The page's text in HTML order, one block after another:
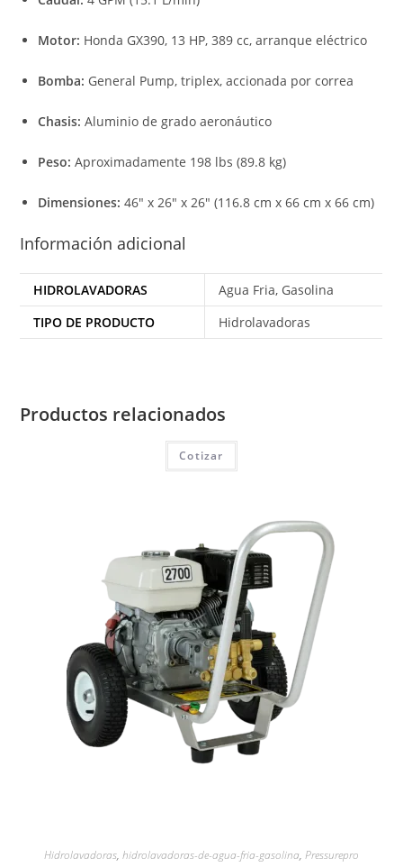
Motor: Honda GX390, 13 HP, 389 cc, arranque eléctrico
Bomba: General Pump, triplex, accionada por correa
Chasis: Aluminio de grado aeronáutico
Peso: Aproximadamente 198 lbs (89.8 kg)
Dimensiones: 46″ x 26″ x 26″ (116.8 cm x 66 cm x 66 cm)
Información adicional
HIDROLAVADORAS
Agua Fria, Gasolina
TIPO DE PRODUCTO
Hidrolavadoras
Productos relacionados
Cotizar
Hidrolavadoras, hidrolavadoras-de-agua-fria-gasolina, Pressurepro